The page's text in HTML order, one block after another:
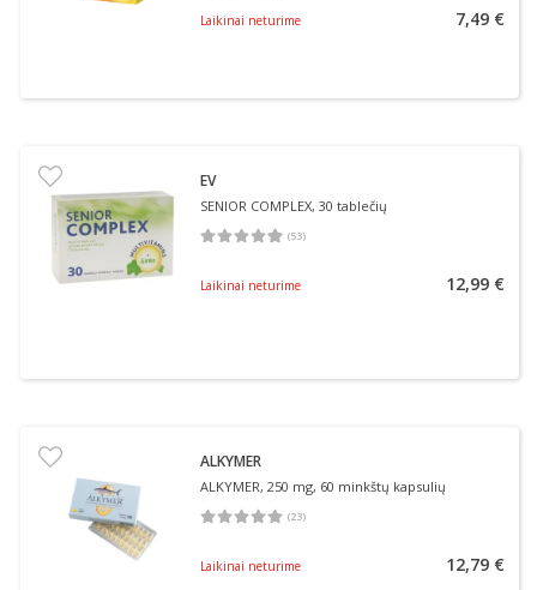
Laikinai neturime 7,49 €
EV
SENIOR COMPLEX, 30 tablečių
(53)
Vidutinis įvertinimas 4.94
Laikinai neturime 12,99 €
ALKYMER
ALKYMER, 250 mg, 60 minkštų kapsulių
(23)
Vidutinis įvertinimas 5.00
Laikinai neturime 12,79 €